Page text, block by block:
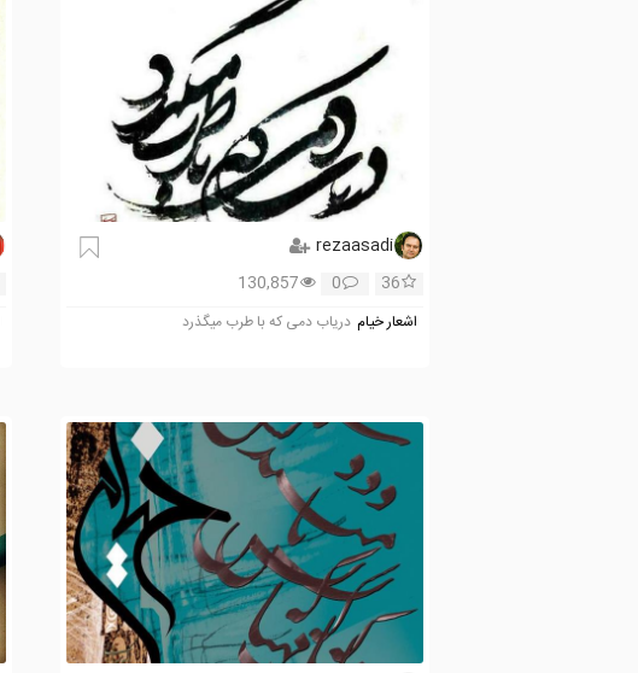
rezaasadi
36
0
130,857
اشعار خیام دریاب دمی که با طرب میگذرد